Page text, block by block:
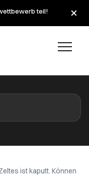
teil!
ist kaputt. Können